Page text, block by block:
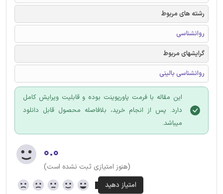
رشته های مربوط
روانشناسی
گرایشهای مربوط
روانشناسی بالینی
این مقاله با فرمت پاورپوینت بوده و قابلیت ویرایش کامل
دارد. پس از انجام خرید، بلافاصله محصول قابل دانلود
میباشد.
۰.۰
(هنوز امتیازی ثبت نشده است)